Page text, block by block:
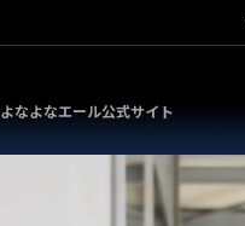
よなよなエール公式サイト